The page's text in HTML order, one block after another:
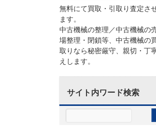
無料にて買取・引取り査定さ
ます。
中古機械の整理／中古機械の
場整理・閉鎖等、中古機械の
取りなら秘密厳守、親切・丁
えします。
サイト内ワード検索